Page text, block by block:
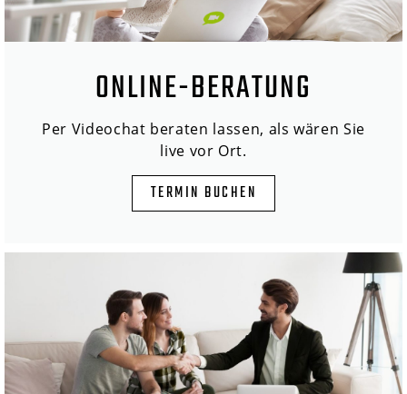
ONLINE-BERATUNG
Per Videochat beraten lassen, als wären Sie
live vor Ort.
TERMIN BUCHEN